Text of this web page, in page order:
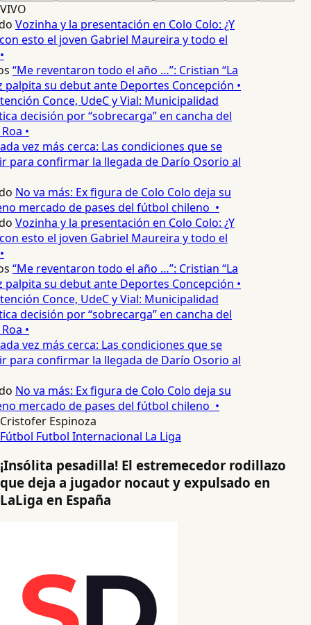
VIVO
Vozinha y la presentación en Colo Colo: ¿Y
esto el joven Gabriel Maureira y todo el
“Me reventaron todo el año …”: Cristian “La
su debut ante Deportes Concepción •
Conce, UdeC y Vial: Municipalidad
decisión por “sobrecarga” en cancha del
•
vez más cerca: Las condiciones que se
para confirmar la llegada de Darío Osorio al
No va más: Ex figura de Colo Colo deja su
mercado de pases del fútbol chileno •
Vozinha y la presentación en Colo Colo: ¿Y
esto el joven Gabriel Maureira y todo el
“Me reventaron todo el año …”: Cristian “La
su debut ante Deportes Concepción •
Conce, UdeC y Vial: Municipalidad
decisión por “sobrecarga” en cancha del
•
vez más cerca: Las condiciones que se
para confirmar la llegada de Darío Osorio al
No va más: Ex figura de Colo Colo deja su
mercado de pases del fútbol chileno •
Cristofer Espinoza
Fútbol Futbol Internacional La Liga
¡Insólita pesadilla! El estremecedor rodillazo
que deja a jugador nocaut y expulsado en
LaLiga en España